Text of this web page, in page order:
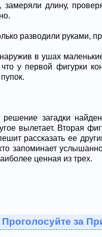
длину,
разводили руками,
в ушах
у первой фигурки
загадки
вылетает. Вторая
рассказать ее
запоминает
ценная из трех.
Проголосуйте за